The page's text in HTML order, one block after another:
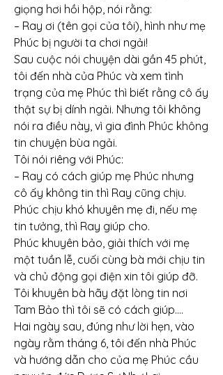
giọng hơi hồi hộp, nói rằng:
– Ray ơi (tên gọi của tôi), hình như mẹ
Phúc bị người ta chơi ngải!
Sau cuộc nói chuyện dài gần 45 phút,
tôi đến nhà của Phúc và xem tình
trạng của mẹ Phúc thì biết rằng cô ấy
thật sự bị dính ngải. Nhưng tôi không
nói ra điều này, vì gia đình Phúc không
tin chuyện bùa ngải.
Tôi nói riêng với Phúc:
– Ray có cách giúp mẹ Phúc nhưng
cô ấy không tin thì Ray cũng chịu.
Phúc chịu khó khuyên mẹ đi, nếu mẹ
tin tưởng, thì Ray giúp cho.
Phúc khuyên bảo, giải thích với mẹ
một tuần lễ, cuối cùng bà mới chịu tin
và chủ động gọi điện xin tôi giúp đỡ.
Tôi khuyên bà hãy đặt lòng tin nơi
Tam Bảo thì tôi sẽ có cách giúp….
Hai ngày sau, đúng như lời hẹn, vào
ngày rằm tháng 6, tôi đến nhà Phúc
và hướng dẫn cho của mẹ Phúc cầu